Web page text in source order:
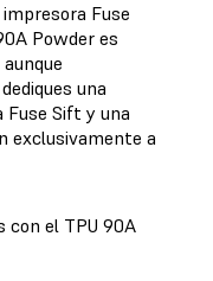
Fuse
Powder es
una
Fuse Sift y una
exclusivamente a
con el TPU 90A